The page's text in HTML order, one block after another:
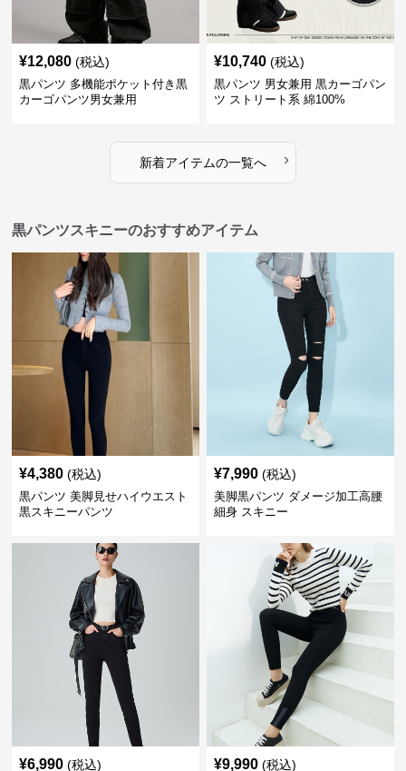
¥12,080 (税込)
黒パンツ 多機能ポケット付き黒
カーゴパンツ男女兼用
¥10,740 (税込)
黒パンツ 男女兼用 黒カーゴパン
ツ ストリート系 綿100%
新着アイテムの一覧へ ›
黒パンツスキニーのおすすめアイテム
¥4,380 (税込)
黒パンツ 美脚見せハイウエスト
黒スキニーパンツ
¥7,990 (税込)
美脚黒パンツ ダメージ加工高腰
細身 スキニー
¥6,990 (税込) ¥9,990 (税込)